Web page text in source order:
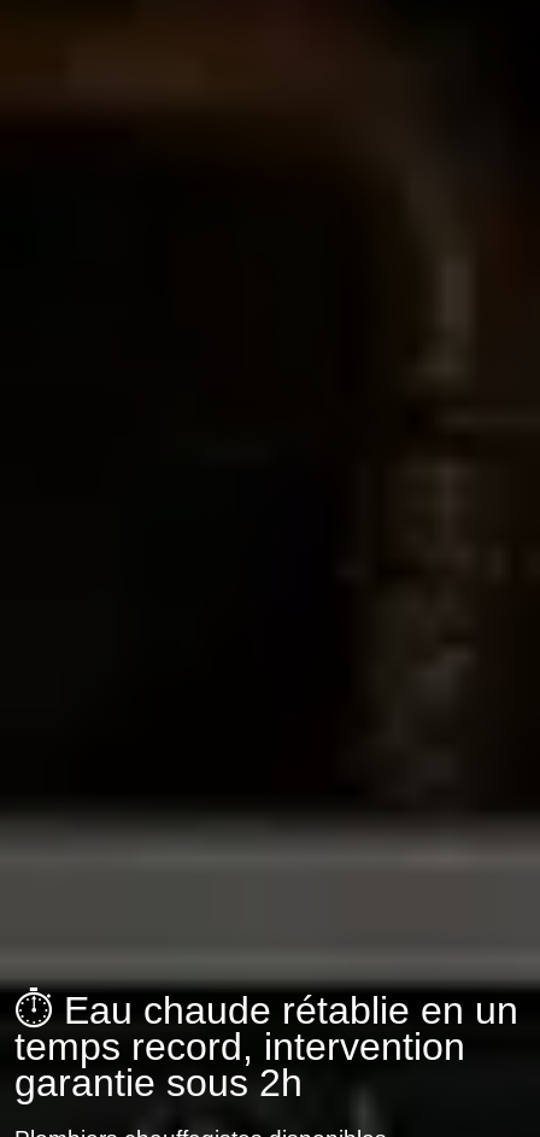
⏱️ Eau chaude rétablie en un
temps record, intervention
garantie sous 2h